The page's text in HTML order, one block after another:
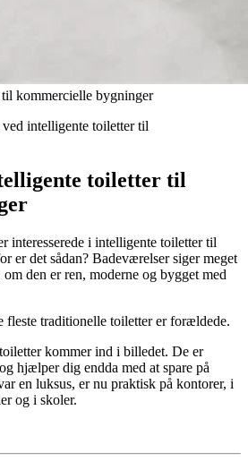
kommercielle bygninger
intelligente toiletter til
toiletter til
interesserede i intelligente toiletter til
er det sådan? Badeværelser siger meget
den er ren, moderne og bygget med
traditionelle toiletter er forældede.
kommer ind i billedet. De er
hjælper dig endda med at spare på
en luksus, er nu praktisk på kontorer, i
og i skoler.